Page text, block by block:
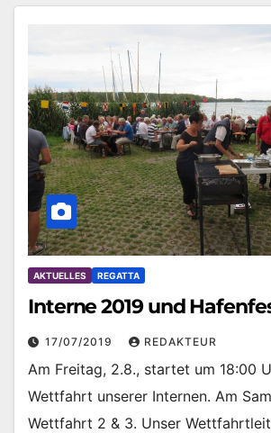
AKTUELLES REGATTA
Interne 2019 und
17/07/2019 REDAKTEUR
Am Freitag, 2.8., startet um 18:00
Wettfahrt unserer Internen. Am
Wettfahrt 2 & 3. Unser